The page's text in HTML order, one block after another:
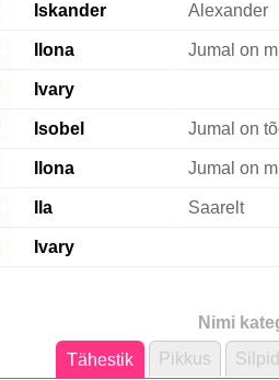
Iskander Alexander
Ilona Jumal on
Ivary
Isobel Jumal on
Ilona Jumal on
Ila Saarelt
Ivary
Nimi
Tähestik
Pikkus Silpid